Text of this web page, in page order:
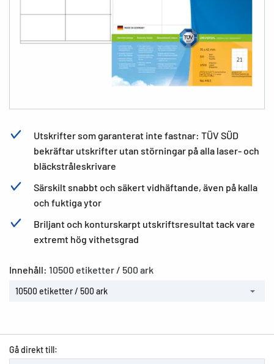
Utskrifter som garanterat inte fastnar: TÜV SÜD
bekräftar utskrifter utan störningar på alla laser- och
bläckstråleskrivare
Särskilt snabbt och säkert vidhäftande, även på kalla
och fuktiga ytor
Briljant och konturskarpt utskriftsresultat tack vare
extremt hög vithetsgrad
Innehåll: 10500 etiketter / 500 ark
10500 etiketter / 500 ark
Gå direkt till: